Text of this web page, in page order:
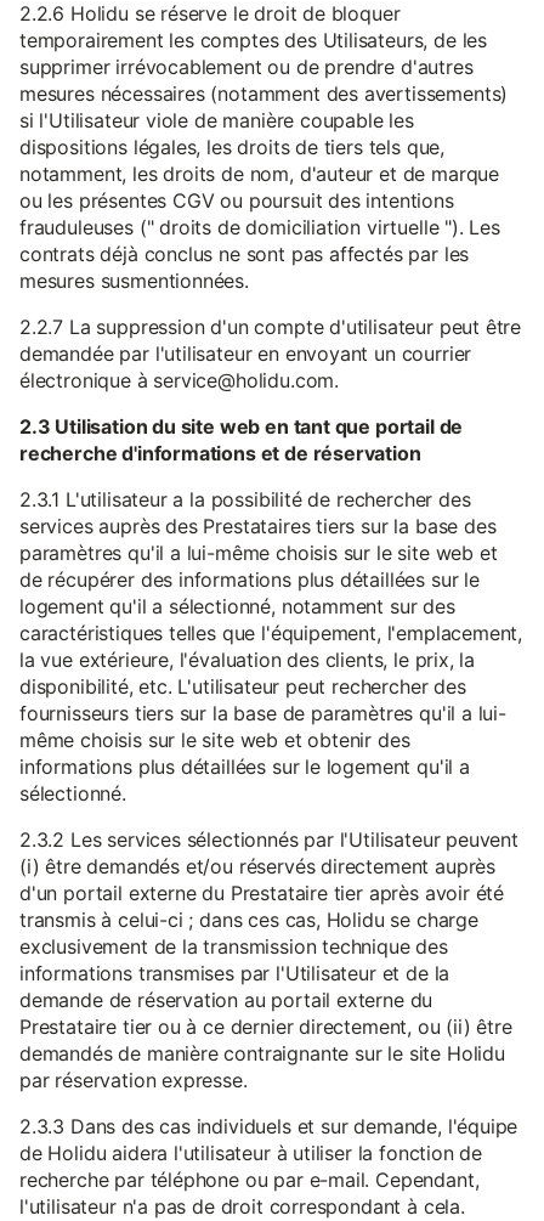
2.2.6 Holidu se réserve le droit de bloquer
temporairement les comptes des Utilisateurs, de les
supprimer irrévocablement ou de prendre d'autres
mesures nécessaires (notamment des avertissements)
si l'Utilisateur viole de manière coupable les
dispositions légales, les droits de tiers tels que,
notamment, les droits de nom, d'auteur et de marque
ou les présentes CGV ou poursuit des intentions
frauduleuses (" droits de domiciliation virtuelle "). Les
contrats déjà conclus ne sont pas affectés par les
mesures susmentionnées.
2.2.7 La suppression d'un compte d'utilisateur peut être
demandée par l'utilisateur en envoyant un courrier
électronique à service@holidu.com.
2.3 Utilisation du site web en tant que portail de
recherche d'informations et de réservation
2.3.1 L'utilisateur a la possibilité de rechercher des
services auprès des Prestataires tiers sur la base des
paramètres qu'il a lui-même choisis sur le site web et
de récupérer des informations plus détaillées sur le
logement qu'il a sélectionné, notamment sur des
caractéristiques telles que l'équipement, l'emplacement,
la vue extérieure, l'évaluation des clients, le prix, la
disponibilité, etc. L'utilisateur peut rechercher des
fournisseurs tiers sur la base de paramètres qu'il a lui-
même choisis sur le site web et obtenir des
informations plus détaillées sur le logement qu'il a
sélectionné.
2.3.2 Les services sélectionnés par l'Utilisateur peuvent
(i) être demandés et/ou réservés directement auprès
d'un portail externe du Prestataire tier après avoir été
transmis à celui-ci ; dans ces cas, Holidu se charge
exclusivement de la transmission technique des
informations transmises par l'Utilisateur et de la
demande de réservation au portail externe du
Prestataire tier ou à ce dernier directement, ou (ii) être
demandés de manière contraignante sur le site Holidu
par réservation expresse.
2.3.3 Dans des cas individuels et sur demande, l'équipe
de Holidu aidera l'utilisateur à utiliser la fonction de
recherche par téléphone ou par e-mail. Cependant,
l'utilisateur n'a pas de droit correspondant à cela.